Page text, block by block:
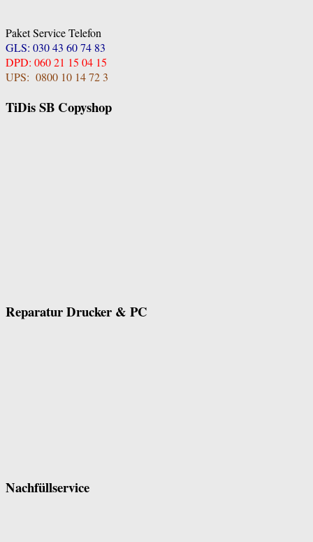
Paket Service Telefon
GLS: 030 43 60 74 83
DPD: 060 21 15 04 15
UPS: 0800 10 14 72 3
TiDis SB Copyshop
Reparatur Drucker & PC
Nachfüllservice